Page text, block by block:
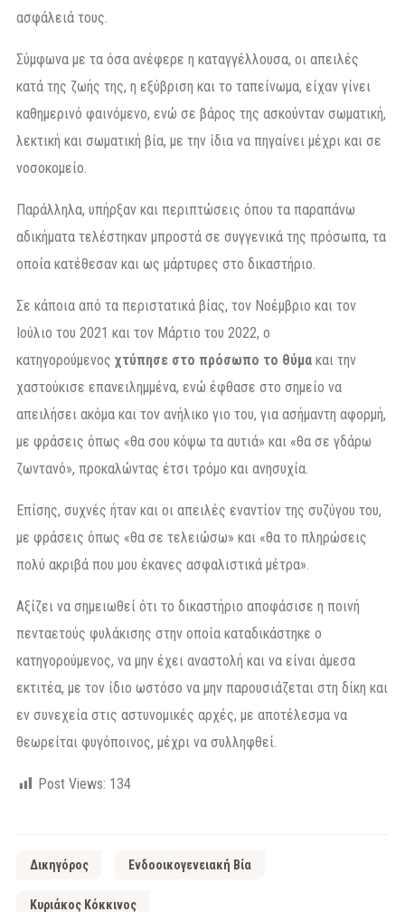
ασφάλειά τους.
Σύμφωνα με τα όσα ανέφερε η καταγγέλλουσα, οι απειλές
κατά της ζωής της, η εξύβριση και το ταπείνωμα, είχαν γίνει
καθημερινό φαινόμενο, ενώ σε βάρος της ασκούνταν σωματική,
λεκτική και σωματική βία, με την ίδια να πηγαίνει μέχρι και σε
νοσοκομείο.
Παράλληλα, υπήρξαν και περιπτώσεις όπου τα παραπάνω
αδικήματα τελέστηκαν μπροστά σε συγγενικά της πρόσωπα, τα
οποία κατέθεσαν και ως μάρτυρες στο δικαστήριο.
Σε κάποια από τα περιστατικά βίας, τον Νοέμβριο και τον
Ιούλιο του 2021 και τον Μάρτιο του 2022, ο
κατηγορούμενος χτύπησε στο πρόσωπο το θύμα και την
χαστούκισε επανειλημμένα, ενώ έφθασε στο σημείο να
απειλήσει ακόμα και τον ανήλικο γιο του, για ασήμαντη αφορμή,
με φράσεις όπως «θα σου κόψω τα αυτιά» και «θα σε γδάρω
ζωντανό», προκαλώντας έτσι τρόμο και ανησυχία.
Επίσης, συχνές ήταν και οι απειλές εναντίον της συζύγου του,
με φράσεις όπως «θα σε τελειώσω» και «θα το πληρώσεις
πολύ ακριβά που μου έκανες ασφαλιστικά μέτρα».
Αξίζει να σημειωθεί ότι το δικαστήριο αποφάσισε η ποινή
πενταετούς φυλάκισης στην οποία καταδικάστηκε ο
κατηγορούμενος, να μην έχει αναστολή και να είναι άμεσα
εκτιτέα, με τον ίδιο ωστόσο να μην παρουσιάζεται στη δίκη και
εν συνεχεία στις αστυνομικές αρχές, με αποτέλεσμα να
θεωρείται φυγόποινος, μέχρι να συλληφθεί.
Post Views: 134
Δικηγόρος Ενδοοικογενειακή Βία
Κυριάκος Κόκκινος